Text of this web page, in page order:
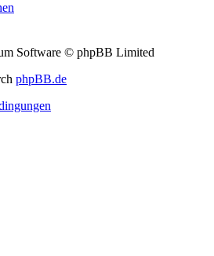
Software © phpBB Limited
phpBB.de